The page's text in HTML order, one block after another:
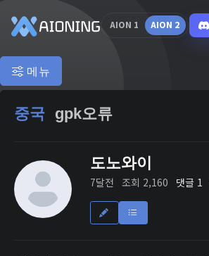
AION 1 AION 2
메뉴
중국 gpk오류
도노와이
7달전 조회 2,160 댓글 1